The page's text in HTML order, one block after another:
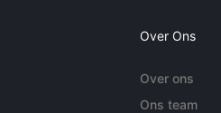
Over Ons
Over ons
Ons team